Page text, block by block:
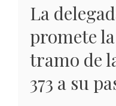
La
promete
tramo de
373 a su